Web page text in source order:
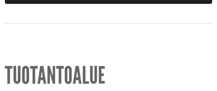
TUOTANTOALUE